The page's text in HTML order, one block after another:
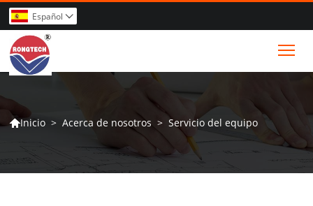
Español 
Inicio > Acerca de nosotros > Servicio del equipo